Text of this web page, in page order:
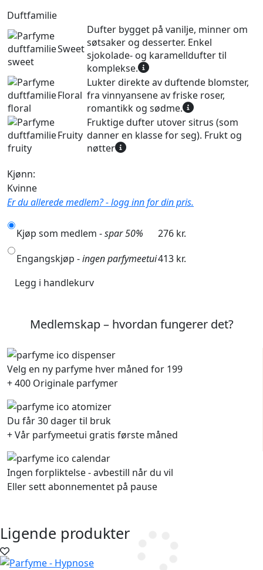
Duftfamilie
Sweet
Dufter bygget på vanilje, minner om
søtsaker og desserter. Enkel
sjokolade- og karamelldufter til
komplekse.
Floral
Lukter direkte av duftende blomster,
fra vinnyansene av friske roser,
romantikk og sødme.
Fruity
Fruktige dufter utover sitrus (som
danner en klasse for seg). Frukt og
nøtter
Kjønn:
Kvinne
Er du allerede medlem? - logg inn for din pris.
Kjøp som medlem -spar 50%
276 kr.
Engangskjøp -ingen parfymeetui413 kr.
Legg i handlekurv
Medlemskap – hvordan fungerer det?
Velg en ny parfyme hver måned for 199
+ 400 Originale parfymer
Du får 30 dager til bruk
+ Vår parfymeetui gratis første måned
Ingen forpliktelse - avbestill når du vil
Eller sett abonnementet på pause
Ligende produkter